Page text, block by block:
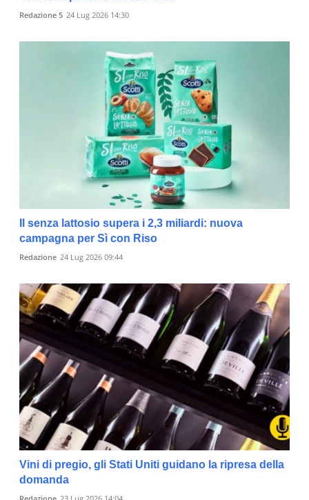
Redazione 5 24 Lug 2026 14:30
Il senza lattosio supera i 2,3 miliardi: nuova
campagna per Sì con Riso
Redazione 24 Lug 2026 09:44
Vini di pregio, gli Stati Uniti guidano la ripresa della
domanda